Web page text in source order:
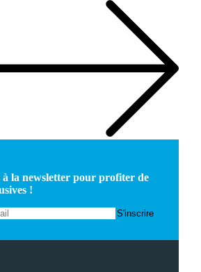
à la newsletter pour profiter de
!